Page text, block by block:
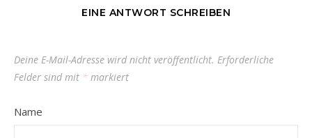
EINE ANTWORT SCHREIBEN
Deine E-Mail-Adresse wird nicht veröffentlicht. Erforderliche
Felder sind mit * markiert
Name